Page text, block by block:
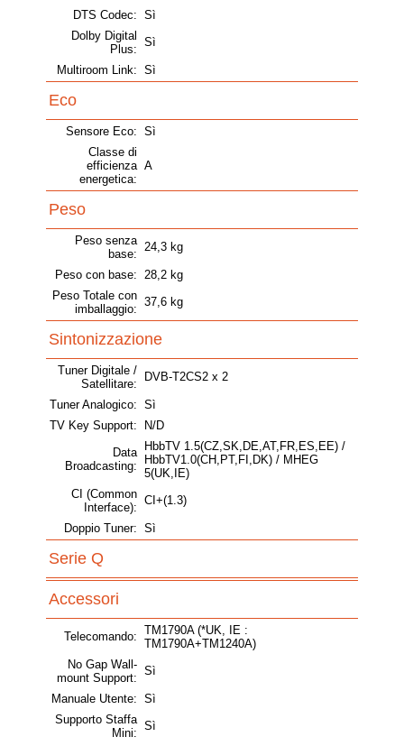
DTS Codec: Sì
Dolby Digital
Plus:
Sì
Multiroom Link: Sì
Eco
Sensore Eco: Sì
Classe di
efficienza
energetica:
A
Peso
Peso senza
base:
24,3 kg
Peso con base: 28,2 kg
Peso Totale con
imballaggio:
37,6 kg
Sintonizzazione
Tuner Digitale /
Satellitare:
DVB-T2CS2 x 2
Tuner Analogico: Sì
TV Key Support:
N/D
Data
Broadcasting:
HbbTV 1.5(CZ,SK,DE,AT,FR,ES,EE) /
HbbTV1.0(CH,PT,FI,DK) / MHEG
5(UK,IE)
CI (Common
Interface):
CI+(1.3)
Doppio Tuner: Sì
Serie Q
Accessori
Telecomando: TM1790A (*UK, IE :
TM1790A+TM1240A)
No Gap Wall-
mount Support:
Sì
Manuale Utente: Sì
Supporto Staffa
Mini:
Sì